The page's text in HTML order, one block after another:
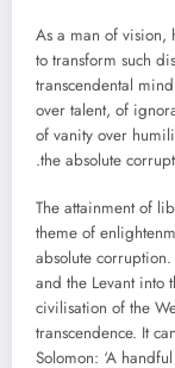
As a man of vision,
to transform such
transcendental
over talent, of
of vanity over
the absolute
The attainment of
theme of
absolute
and the Levant into
civilisation of the
transcendence. It
Solomon: ‘A